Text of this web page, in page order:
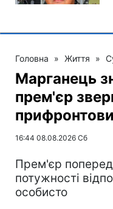
Головна » Життя »
Марганець
прем'єр
16:44 08.08.2026 Сб
Прем'єр
потужності
особисто